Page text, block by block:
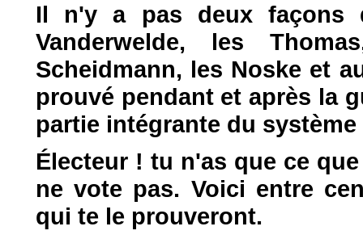
Il n'y a pas deux façons
Vanderwelde, les
Scheidmann, les Noske et
prouvé pendant et après la
partie intégrante du
Électeur ! tu n'as que ce
ne vote pas. Voici entre
qui te le prouveront.